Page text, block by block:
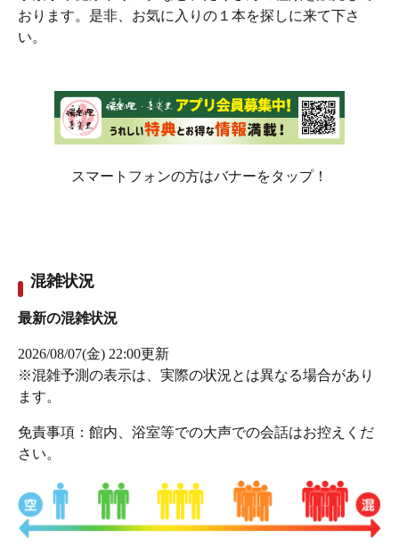
館内は中庭を中心にぐるりと廊下が。
中庭の雰囲気が素敵なんですよ。
おります。是非、お気に入りの１本を探しに来て下さ
い。
スマートフォンの方はバナーをタップ！
混雑状況
最新の混雑状況
2026/08/07(金) 22:00更新
※混雑予測の表示は、実際の状況とは異なる場合があり
ます。
免責事項：館内、浴室等での大声での会話はお控えくだ
さい。